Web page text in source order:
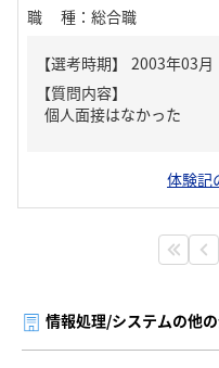
職種 ： 総合職
【質問内容】
個人面接はなかった
体験記
情報処理/システムの他